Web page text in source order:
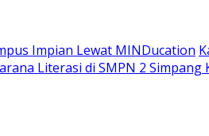
Impian Lewat MINDucation
Literasi di SMPN 2